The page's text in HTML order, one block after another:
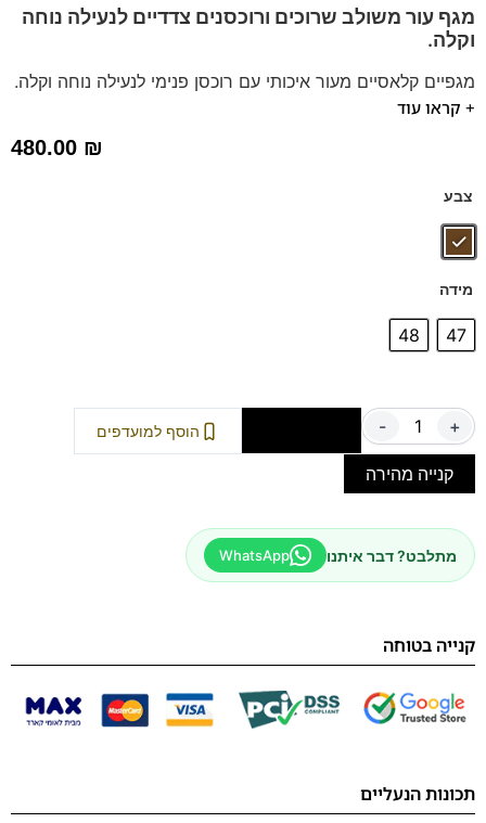
מגף עור משולב שרוכים ורוכסנים צדדיים לנעילה נוחה
וקלה.
מגפיים קלאסיים מעור איכותי עם רוכסן פנימי לנעילה נוחה וקלה.
דגם זה מגיע גם במידות קטנות (39-46) – לחצו כאן+ קראו עוד
480.00 ₪
צבע
מידה
47
48
- + הוסף למועדפים
קנייה מהירה
מתלבט? דבר איתנו WhatsApp
קנייה בטוחה
תכונות הנעליים